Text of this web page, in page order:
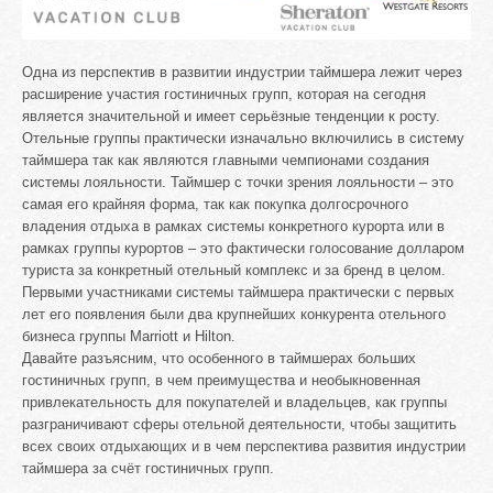
Одна из перспектив в развитии индустрии таймшера лежит через
расширение участия гостиничных групп, которая на сегодня
является значительной и имеет серьёзные тенденции к росту.
Отельные группы практически изначально включились в систему
таймшера так как являются главными чемпионами создания
системы лояльности. Таймшер с точки зрения лояльности – это
самая его крайняя форма, так как покупка долгосрочного
владения отдыха в рамках системы конкретного курорта или в
рамках группы курортов – это фактически голосование долларом
туриста за конкретный отельный комплекс и за бренд в целом.
Первыми участниками системы таймшера практически с первых
лет его появления были два крупнейших конкурента отельного
бизнеса группы Marriott и Hilton.
Давайте разъясним, что особенного в таймшерах больших
гостиничных групп, в чем преимущества и необыкновенная
привлекательность для покупателей и владельцев, как группы
разграничивают сферы отельной деятельности, чтобы защитить
всех своих отдыхающих и в чем перспектива развития индустрии
таймшера за счёт гостиничных групп.